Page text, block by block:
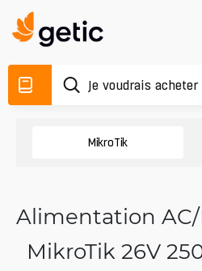
MikroTik
Alimentation
MikroTik 26V